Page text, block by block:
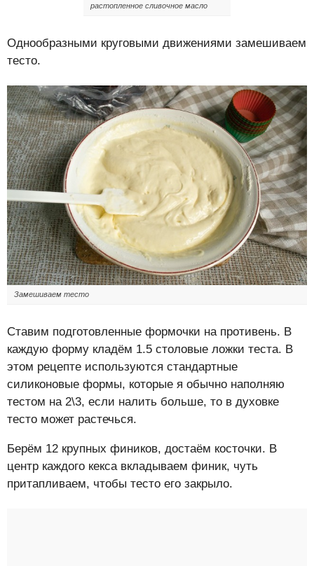
растопленное сливочное масло
Однообразными круговыми движениями замешиваем
тесто.
Замешиваем тесто
Ставим подготовленные формочки на противень. В
каждую форму кладём 1.5 столовые ложки теста. В
этом рецепте используются стандартные
силиконовые формы, которые я обычно наполняю
тестом на 2\3, если налить больше, то в духовке
тесто может растечься.
Берём 12 крупных фиников, достаём косточки. В
центр каждого кекса вкладываем финик, чуть
притапливаем, чтобы тесто его закрыло.